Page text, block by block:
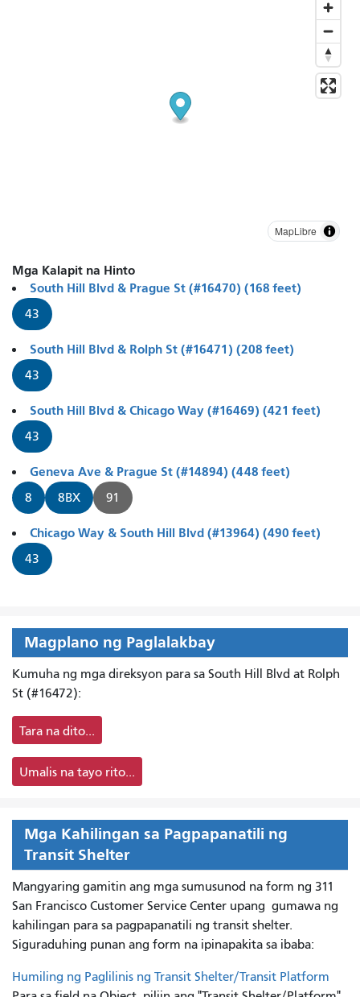
MapLibre
Mga Kalapit na Hinto
South Hill Blvd & Prague St (#16470) (168 feet)
43
South Hill Blvd & Rolph St (#16471) (208 feet)
43
South Hill Blvd & Chicago Way (#16469) (421 feet)
43
Geneva Ave & Prague St (#14894) (448 feet)
8 8BX 91
Chicago Way & South Hill Blvd (#13964) (490 feet)
43
Magplano ng Paglalakbay
Kumuha ng mga direksyon para sa South Hill Blvd at Rolph
St (#16472):
Tara na dito...
Umalis na tayo rito...
Mga Kahilingan sa Pagpapanatili ng
Transit Shelter
Mangyaring gamitin ang mga sumusunod na form ng 311
San Francisco Customer Service Center upang gumawa ng
kahilingan para sa pagpapanatili ng transit shelter.
Siguraduhing punan ang form na ipinapakita sa ibaba:
Humiling ng Paglilinis ng Transit Shelter/Transit Platform